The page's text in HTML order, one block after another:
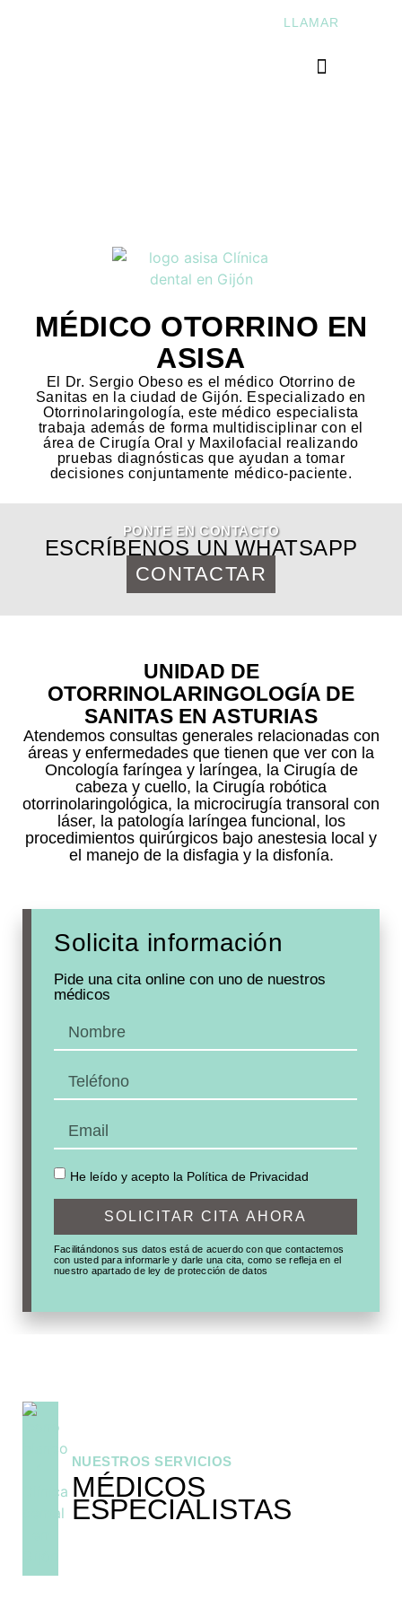
LLAMAR
MÉDICO OTORRINO EN
ASISA
El Dr. Sergio Obeso es el médico Otorrino de
Sanitas en la ciudad de Gijón. Especializado en
Otorrinolaringología, este médico especialista
trabaja además de forma multidisciplinar con el
área de Cirugía Oral y Maxilofacial realizando
pruebas diagnósticas que ayudan a tomar
decisiones conjuntamente médico-paciente.
PONTE EN CONTACTO
ESCRÍBENOS UN WHATSAPP
CONTACTAR
UNIDAD DE
OTORRINOLARINGOLOGÍA DE
SANITAS EN ASTURIAS
Atendemos consultas generales relacionadas con
áreas y enfermedades que tienen que ver con la
Oncología faríngea y laríngea, la Cirugía de
cabeza y cuello, la Cirugía robótica
otorrinolaringológica, la microcirugía transoral con
láser, la patología laríngea funcional, los
procedimientos quirúrgicos bajo anestesia local y
el manejo de la disfagia y la disfonía.
Solicita información
Pide una cita online con uno de nuestros
médicos
He leído y acepto la Política de Privacidad
SOLICITAR CITA AHORA
Facilitándonos sus datos está de acuerdo con que contactemos
con usted para informarle y darle una cita, como se refleja en el
nuestro apartado de ley de protección de datos
NUESTROS SERVICIOS
MÉDICOS
ESPECIALISTAS